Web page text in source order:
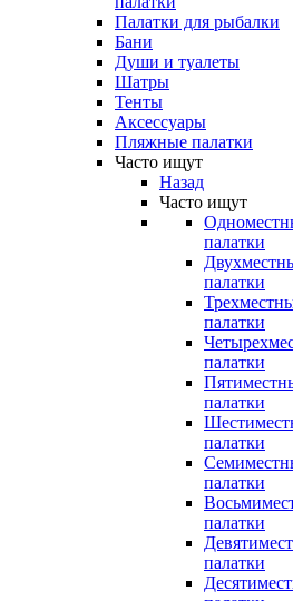
Палатки для рыбалки
Бани
Души и туалеты
Шатры
Тенты
Аксессуары
Пляжные палатки
Часто ищут
Назад
Часто ищут
палатки
палатки
палатки
палатки
палатки
палатки
палатки
палатки
палатки